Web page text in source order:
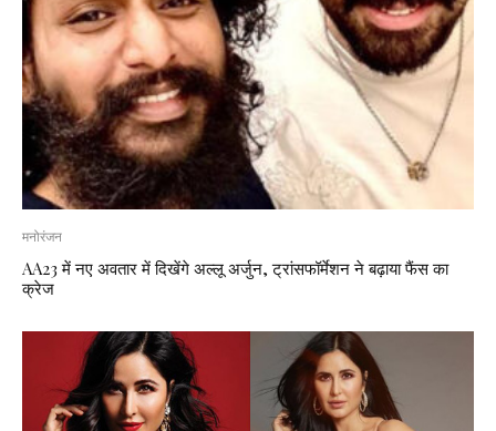
मनोरंजन
AA23 में नए अवतार में दिखेंगे अल्लू अर्जुन, ट्रांसफॉर्मेशन ने बढ़ाया फैंस का
क्रेज